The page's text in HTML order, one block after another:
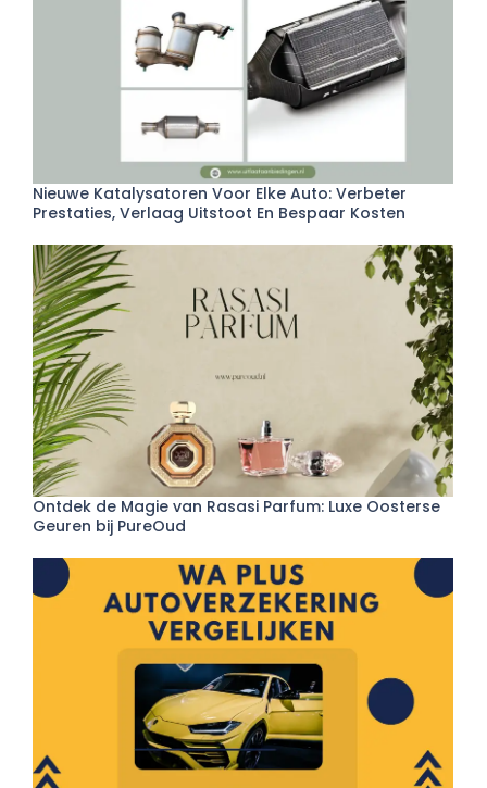
Nieuwe Katalysatoren Voor Elke Auto: Verbeter
Prestaties, Verlaag Uitstoot En Bespaar Kosten
Ontdek de Magie van Rasasi Parfum: Luxe Oosterse
Geuren bij PureOud